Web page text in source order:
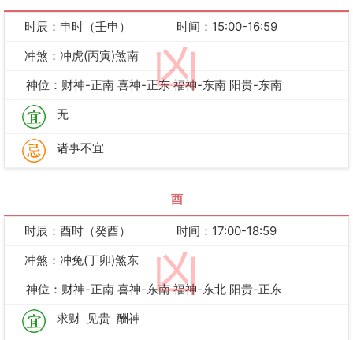
凶
时辰：申时（壬申）
时间：15:00-16:59
冲煞：冲虎(丙寅)煞南
神位：财神-正南 喜神-正东 福神-东南 阳贵-东南
无
诸事不宜
酉
凶
时辰：酉时（癸酉）
时间：17:00-18:59
冲煞：冲兔(丁卯)煞东
神位：财神-正南 喜神-东南 福神-东北 阳贵-正东
求财 见贵 酬神